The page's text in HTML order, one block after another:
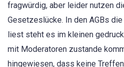
fragwürdig, aber leider nutzen
Gesetzeslücke. In den AGBs
liest steht es im kleinen
mit Moderatoren zustande
hingewiesen, dass keine